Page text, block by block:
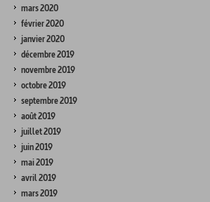
mars 2020
février 2020
janvier 2020
décembre 2019
novembre 2019
octobre 2019
septembre 2019
août 2019
juillet 2019
juin 2019
mai 2019
avril 2019
mars 2019